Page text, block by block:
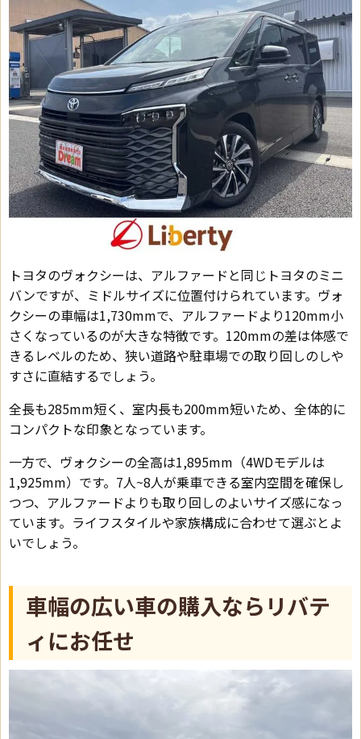
トヨタのヴォクシーは、アルファードと同じトヨタのミニ
バンですが、ミドルサイズに位置付けられています。ヴォ
クシーの車幅は1,730mmで、アルファードより120mm小
さくなっているのが大きな特徴です。120mmの差は体感で
きるレベルのため、狭い道路や駐車場での取り回しのしや
すさに直結するでしょう。
全長も285mm短く、室内長も200mm短いため、全体的に
コンパクトな印象となっています。
一方で、ヴォクシーの全高は1,895mm（4WDモデルは
1,925mm）です。7人~8人が乗車できる室内空間を確保し
つつ、アルファードよりも取り回しのよいサイズ感になっ
ています。ライフスタイルや家族構成に合わせて選ぶとよ
いでしょう。
車幅の広い車の購入ならリバテ
ィにお任せ